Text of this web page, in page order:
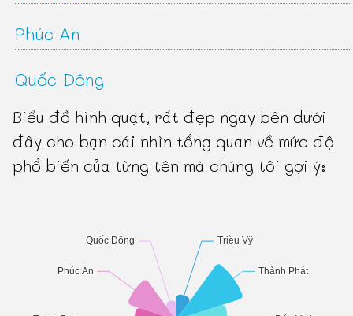
Phúc An
Quốc Đông
Biểu đồ hình quạt, rất đẹp ngay bên dưới
đây cho bạn cái nhìn tổng quan về mức độ
phổ biến của từng tên mà chúng tôi gợi ý: